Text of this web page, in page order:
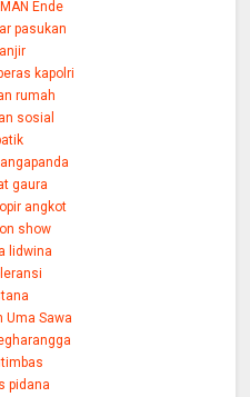
Ende
pasukan
kapolri
rumah
sosial
gaura
angkot
show
lidwina
Uma Sawa
pidana